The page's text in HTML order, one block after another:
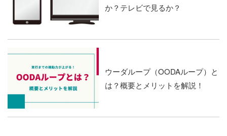
か？テレビで見るか？
ウーダループ（OODAループ）と
は？概要とメリットを解説！